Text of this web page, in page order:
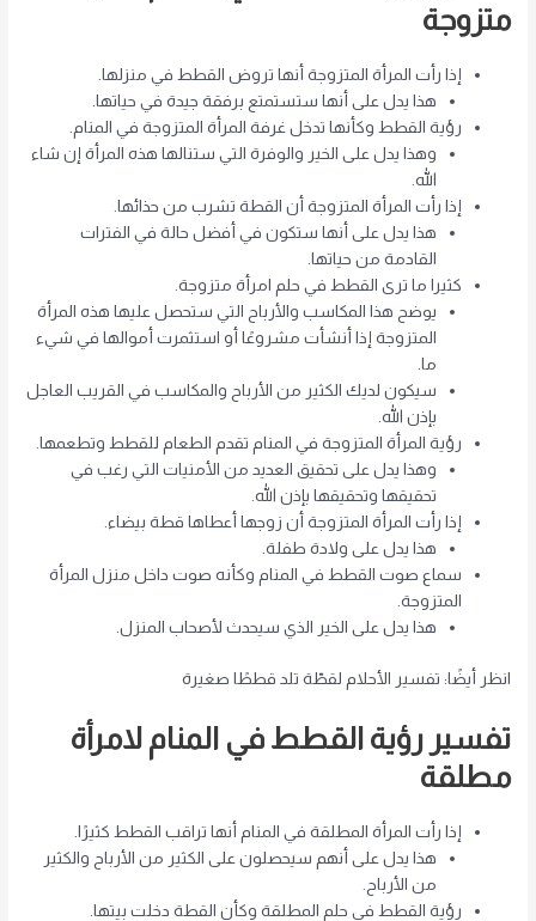
متزوجة
إذا رأت المرأة المتزوجة أنها تروض القطط في منزلها.
هذا يدل على أنها ستستمتع برفقة جيدة في حياتها.
رؤية القطط وكأنها تدخل غرفة المرأة المتزوجة في المنام.
وهذا يدل على الخير والوفرة التي ستنالها هذه المرأة إن شاء
الله.
إذا رأت المرأة المتزوجة أن القطة تشرب من حذائها.
هذا يدل على أنها ستكون في أفضل حالة في الفترات
القادمة من حياتها.
كثيرا ما ترى القطط في حلم امرأة متزوجة.
يوضح هذا المكاسب والأرباح التي ستحصل عليها هذه المرأة
المتزوجة إذا أنشأت مشروعًا أو استثمرت أموالها في شيء
ما.
سيكون لديك الكثير من الأرباح والمكاسب في القريب العاجل
بإذن الله.
رؤية المرأة المتزوجة في المنام تقدم الطعام للقطط وتطعمها.
وهذا يدل على تحقيق العديد من الأمنيات التي رغب في
تحقيقها وتحقيقها بإذن الله.
إذا رأت المرأة المتزوجة أن زوجها أعطاها قطة بيضاء.
هذا يدل على ولادة طفلة.
سماع صوت القطط في المنام وكأنه صوت داخل منزل المرأة
المتزوجة.
هذا يدل على الخير الذي سيحدث لأصحاب المنزل.
انظر أيضًا: تفسير الأحلام لقطّة تلد قططًا صغيرة
تفسير رؤية القطط في المنام لامرأة
مطلقة
إذا رأت المرأة المطلقة في المنام أنها تراقب القطط كثيرًا.
هذا يدل على أنهم سيحصلون على الكثير من الأرباح والكثير
من الأرباح.
رؤية القطط في حلم المطلقة وكأن القطة دخلت بيتها.